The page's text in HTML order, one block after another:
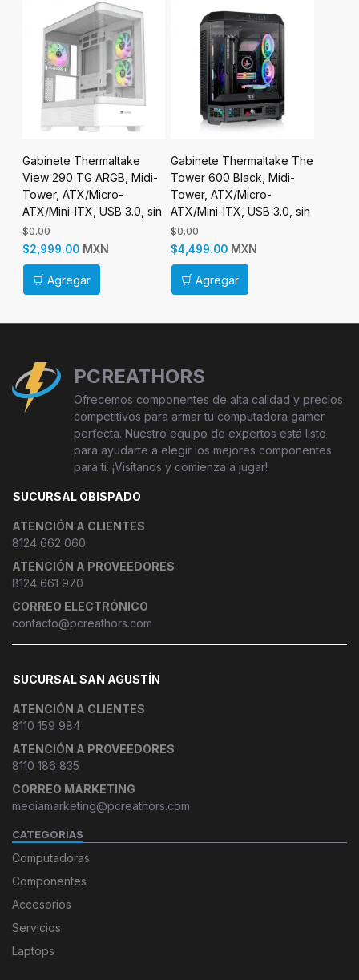
Gabinete Thermaltake
View 290 TG ARGB, Midi-
Tower, ATX/Micro-
ATX/Mini-ITX, USB 3.0, sin
Fuente, 3 Ventiladores
Instalados, Blanco
$0.00
$2,999.00 MXN
Agregar
Gabinete Thermaltake The
Tower 600 Black, Midi-
Tower, ATX/Micro-
ATX/Mini-ITX, USB 3.0, sin
Fuente, sin Ventiladores
Instalados, Negro
$0.00
$4,499.00 MXN
Agregar
PCREATHORS
Ofrecemos componentes de alta calidad y precios
competitivos para armar tu computadora gamer
perfecta. Nuestro equipo de expertos está listo
para ayudarte a elegir los mejores componentes
para ti. ¡Visítanos y comienza a jugar!
SUCURSAL OBISPADO
ATENCIÓN A CLIENTES
8124 662 060
ATENCIÓN A PROVEEDORES
8124 661 970
CORREO ELECTRÓNICO
contacto@pcreathors.com
SUCURSAL SAN AGUSTÍN
ATENCIÓN A CLIENTES
8110 159 984
ATENCIÓN A PROVEEDORES
8110 186 835
CORREO MARKETING
mediamarketing@pcreathors.com
CATEGORÍAS
Computadoras
Componentes
Accesorios
Servicios
Laptops